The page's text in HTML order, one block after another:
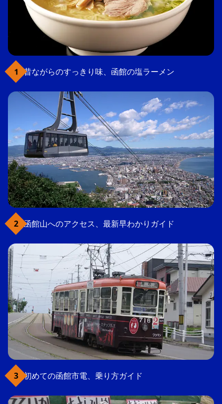
昔ながらのすっきり味、函館の塩ラーメン
函館山へのアクセス、最新早わかりガイド
初めての函館市電、乗り方ガイド